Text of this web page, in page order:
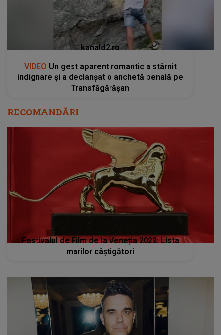
kanald2.ro
VIDEO Un gest aparent romantic a stârnit
indignare și a declanșat o anchetă penală pe
Transfăgărășan
RECOMANDĂRI
Festivalul de Film de la Veneția 2022: Lista
marilor câștigători